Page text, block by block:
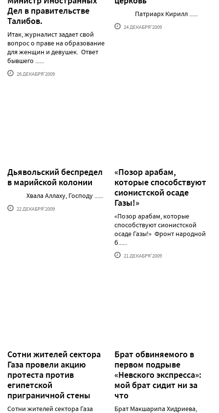
Дел в правительстве
Талибов.
Итак, журналист задает свой
вопрос о праве на образование
для женщин и девушек. Ответ
бывшего ......
26 ДЕКАБРЯ'2009
Патриарх Кирилл ......
24 ДЕКАБРЯ'2009
Дьявольский беспредел
в марийской колонии
Хвала Аллаху, Господу ......
22 ДЕКАБРЯ'2009
«Позор арабам,
которые способствуют
сионистской осаде
Газы!»
«Позор арабам, которые
способствуют сионистской
осаде Газы!» Фронт народной
б......
21 ДЕКАБРЯ'2009
Сотни жителей сектора
Газа провели акцию
протеста против
египетской
приграничной стены
Сотни жителей сектора Газа
Брат обвиняемого в
первом подрыве
«Невского экспресса»:
мой брат сидит ни за
что
Брат Макшарипа Хидриева,